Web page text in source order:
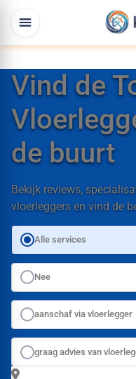
Vind de
de buurt
Bekijk reviews,
vloerleggers en vind de
Alle services
Nee
aanschaf via vloerlegger
graag advies van